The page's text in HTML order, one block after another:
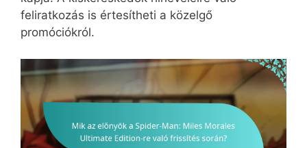
feliratkozás is értesítheti a közelgő
promóciókról.